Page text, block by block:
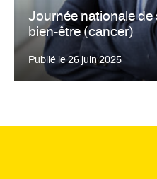
Journée nationale
bien-être (cancer)
Publié le26 juin 2025